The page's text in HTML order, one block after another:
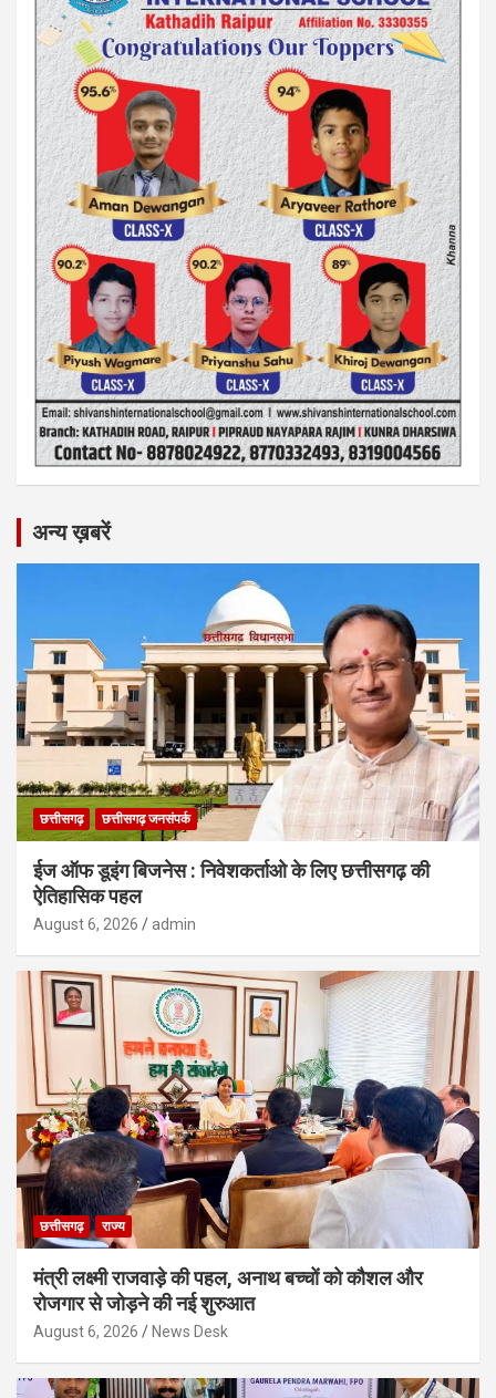
अन्य ख़बरें
छत्तीसगढ़ छत्तीसगढ़ जनसंपर्क
ईज ऑफ डूइंग बिजनेस : निवेशकर्ताओ के लिए छत्तीसगढ़ की
ऐतिहासिक पहल
August 6, 2026 admin
छत्तीसगढ़ राज्य
मंत्री लक्ष्मी राजवाड़े की पहल, अनाथ बच्चों को कौशल और
रोजगार से जोड़ने की नई शुरुआत
August 6, 2026 News Desk